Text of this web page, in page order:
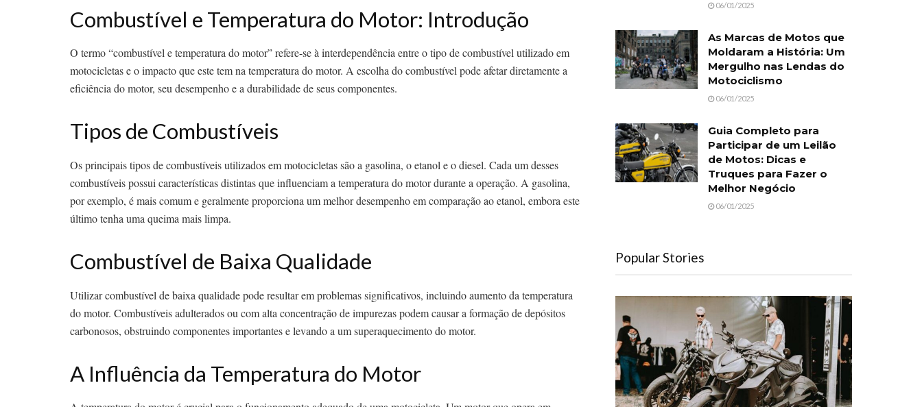
Combustível e Temperatura do Motor: Introdução
O termo “combustível e temperatura do motor” refere-se à interdependência entre o tipo de combustível utilizado em
motocicletas e o impacto que este tem na temperatura do motor. A escolha do combustível pode afetar diretamente a
eficiência do motor, seu desempenho e a durabilidade de seus componentes.
Tipos de Combustíveis
Os principais tipos de combustíveis utilizados em motocicletas são a gasolina, o etanol e o diesel. Cada um desses
combustíveis possui características distintas que influenciam a temperatura do motor durante a operação. A gasolina,
por exemplo, é mais comum e geralmente proporciona um melhor desempenho em comparação ao etanol, embora este
último tenha uma queima mais limpa.
Combustível de Baixa Qualidade
Utilizar combustível de baixa qualidade pode resultar em problemas significativos, incluindo aumento da temperatura
do motor. Combustíveis adulterados ou com alta concentração de impurezas podem causar a formação de depósitos
carbonosos, obstruindo componentes importantes e levando a um superaquecimento do motor.
A Influência da Temperatura do Motor
06/01/2025
As Marcas de Motos que
Moldaram a História: Um
Mergulho nas Lendas do
Motociclismo
06/01/2025
Guia Completo para
Participar de um Leilão
de Motos: Dicas e
Truques para Fazer o
Melhor Negócio
06/01/2025
Popular Stories